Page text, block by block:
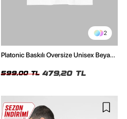
2
Platonic Baskılı Oversize Unisex Beyaz
599,00 TL 479,20 TL